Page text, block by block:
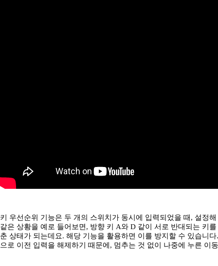
키 우선순위 기능은 두 개의 스위치가 동시에 입력되었을 때, 설정
같은 상황을 예로 들어보면, 방향 키 A와 D 같이 서로 반대되는 키
춘 상태가 되는데요. 해당 기능을 활용하면 이를 방지할 수 있습니
으로 이전 입력을 해제하기 때문에, 멈추는 것 없이 나중에 누른 이